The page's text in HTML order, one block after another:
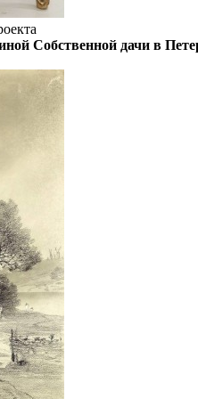
Собственной дачи в